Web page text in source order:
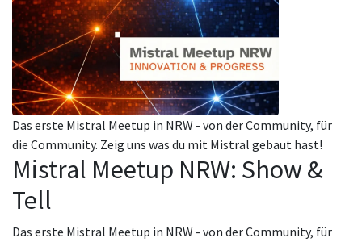
Das erste Mistral Meetup in NRW - von der Community, für
die Community. Zeig uns was du mit Mistral gebaut hast!
Mistral Meetup NRW: Show &
Tell
Das erste Mistral Meetup in NRW - von der Community, für